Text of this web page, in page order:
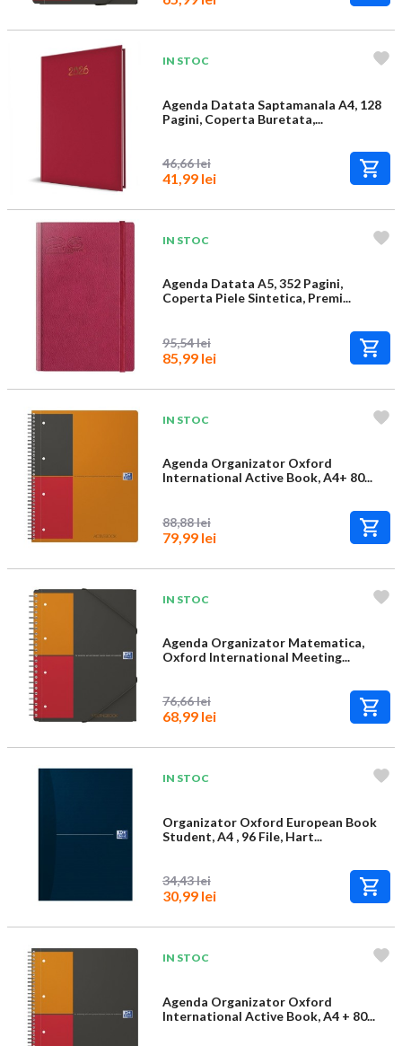
IN STOC
Agenda Datata Saptamanala A4, 128
Pagini, Coperta Buretata,...
46,66 lei
41,99 lei
IN STOC
Agenda Datata A5, 352 Pagini,
Coperta Piele Sintetica, Premi...
95,54 lei
85,99 lei
IN STOC
Agenda Organizator Oxford
International Active Book, A4+ 80...
88,88 lei
79,99 lei
IN STOC
Agenda Organizator Matematica,
Oxford International Meeting...
76,66 lei
68,99 lei
IN STOC
Organizator Oxford European Book
Student, A4 , 96 File, Hart...
34,43 lei
30,99 lei
IN STOC
Agenda Organizator Oxford
International Active Book, A4 + 80...